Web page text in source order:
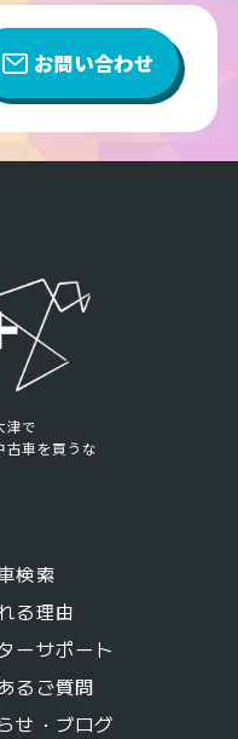
お問い合わせ
津で
古車を買うな
検索
る理由
ーサポート
るご質問
せ・ブログ